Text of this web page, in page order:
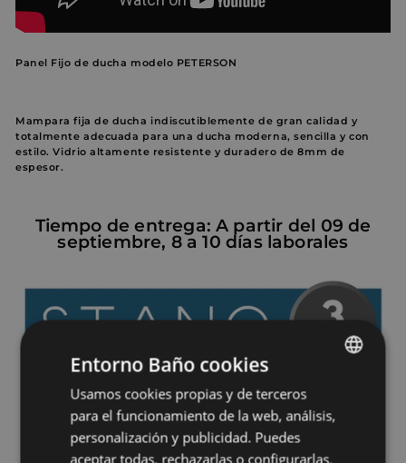
Panel Fijo de ducha modelo PETERSON
Mampara fija de ducha indiscutiblemente de gran calidad y
totalmente adecuada para una ducha moderna, sencilla y con
estilo. Vidrio altamente resistente y duradero de 8mm de
espesor.
Tiempo de entrega: A partir del 09 de
septiembre, 8 a 10 días laborales
SPANISH
PORTUGUESE
Entorno Baño cookies
Usamos cookies propias y de terceros
para el funcionamiento de la web, análisis,
personalización y publicidad. Puedes
aceptar todas, rechazarlas o configurarlas.